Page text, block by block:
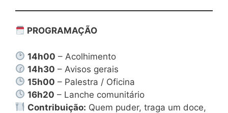
PROGRAMAÇÃO
14h00 – Acolhimento
14h30 – Avisos gerais
15h00 – Palestra / Oficina
16h20 – Lanche comunitário
Contribuição: Quem puder, traga um doce,